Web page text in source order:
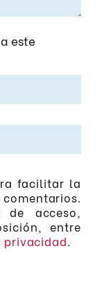
este
facilitar la
de acceso,
entre
privacidad